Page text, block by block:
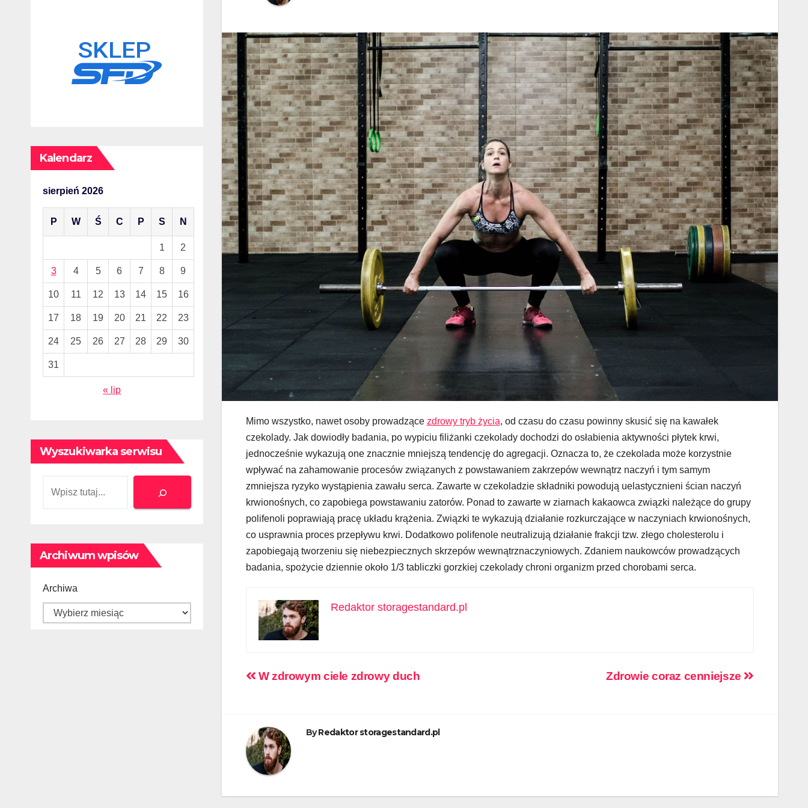
Kalendarz
sierpień 2026
P W Ś C P S N
1 2
3 4 5 6 7 8 9
10 11 12 13 14 15 16
17 18 19 20 21 22 23
24 25 26 27 28 29 30
31
« lip
Wyszukiwarka serwisu
Szukaj
Archiwum wpisów
Archiwa
Mimo wszystko, nawet osoby prowadzące zdrowy tryb życia, od czasu do czasu powinny skusić się na kawałek
czekolady. Jak dowiodły badania, po wypiciu filiżanki czekolady dochodzi do osłabienia aktywności płytek krwi,
jednocześnie wykazują one znacznie mniejszą tendencję do agregacji. Oznacza to, że czekolada może korzystnie
wpływać na zahamowanie procesów związanych z powstawaniem zakrzepów wewnątrz naczyń i tym samym
zmniejsza ryzyko wystąpienia zawału serca. Zawarte w czekoladzie składniki powodują uelastycznieni ścian naczyń
krwionośnych, co zapobiega powstawaniu zatorów. Ponad to zawarte w ziarnach kakaowca związki należące do grupy
polifenoli poprawiają pracę układu krążenia. Związki te wykazują działanie rozkurczające w naczyniach krwionośnych,
co usprawnia proces przepływu krwi. Dodatkowo polifenole neutralizują działanie frakcji tzw. złego cholesterolu i
zapobiegają tworzeniu się niebezpiecznych skrzepów wewnątrznaczyniowych. Zdaniem naukowców prowadzących
badania, spożycie dziennie około 1/3 tabliczki gorzkiej czekolady chroni organizm przed chorobami serca.
Redaktor storagestandard.pl
Nawigacja
Zdrowie coraz cenniejsze
W zdrowym ciele zdrowy duch
ByRedaktor storagestandard.pl